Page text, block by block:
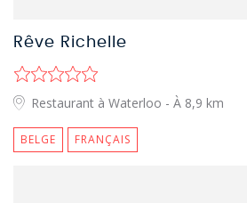
Rêve Richelle
Restaurant à Waterloo - À 8,9 km
BELGE FRANÇAIS